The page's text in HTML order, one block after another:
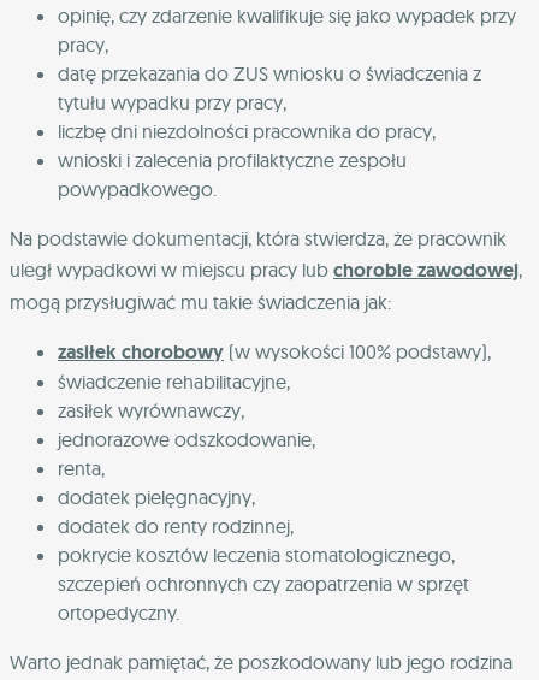
opinię, czy zdarzenie kwalifikuje się jako wypadek przy
pracy,
datę przekazania do ZUS wniosku o świadczenia z
tytułu wypadku przy pracy,
liczbę dni niezdolności pracownika do pracy,
wnioski i zalecenia profilaktyczne zespołu
powypadkowego.
Na podstawie dokumentacji, która stwierdza, że pracownik
uległ wypadkowi w miejscu pracy lub chorobie zawodowej,
mogą przysługiwać mu takie świadczenia jak:
zasiłek chorobowy (w wysokości 100% podstawy),
świadczenie rehabilitacyjne,
zasiłek wyrównawczy,
jednorazowe odszkodowanie,
renta,
dodatek pielęgnacyjny,
dodatek do renty rodzinnej,
pokrycie kosztów leczenia stomatologicznego,
szczepień ochronnych czy zaopatrzenia w sprzęt
ortopedyczny.
Warto jednak pamiętać, że poszkodowany lub jego rodzina